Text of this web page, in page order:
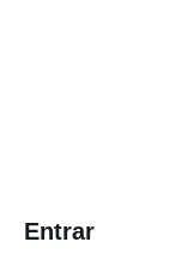
Entrar